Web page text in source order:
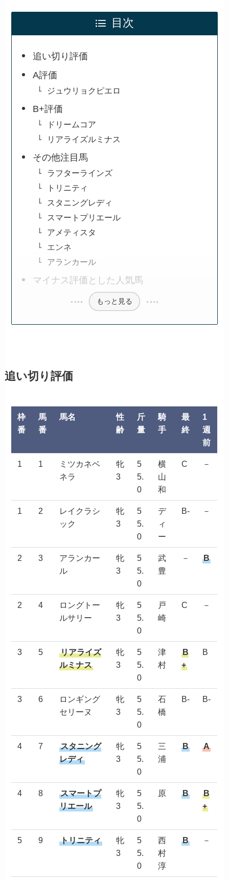
目次
追い切り評価
A評価
ジュウリョクピエロ
B+評価
ドリームコア
リアライズルミナス
その他注目馬
ラフターラインズ
トリニティ
スタニングレディ
スマートプリエール
アメティスタ
エンネ
アランカール
マイナス評価とした人気馬
もっと見る
追い切り評価
枠
番
馬
番
馬名
性
齢
斤
量
騎
手
最
終
1
週
前
1 1
ミツカネベ
ネラ
牝
3
5
5.
0
横
山
和
C －
1 2
レイクラシ
ック
牝
3
5
5.
0
デ
ィ
ー
B- －
2 3
アランカー
ル
牝
3
5
5.
0
武
豊
－ B
2 4
ロングトー
ルサリー
牝
3
5
5.
0
戸
崎
C －
3 5
リアライズ
ルミナス
牝
3
5
5.
0
津
村
B
+
B
3 6
ロンギング
セリーヌ
牝
3
5
5.
0
石
橋
B- B-
4 7
スタニング
レディ
牝
3
5
5.
0
三
浦
B A
4 8
スマートプ
リエール
牝
3
5
5.
0
原 B
B
+
5 9 トリニティ
牝
3
5
5.
0
西
村
淳
B －